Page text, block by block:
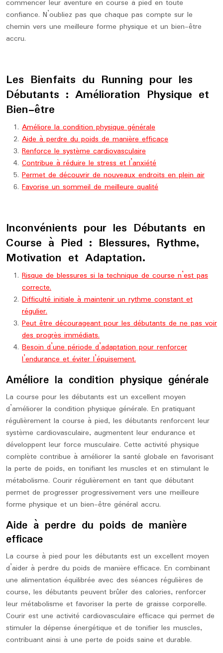
commencer leur aventure en course à pied en toute
confiance. N’oubliez pas que chaque pas compte sur le
chemin vers une meilleure forme physique et un bien-être
accru.
Les Bienfaits du Running pour les
Débutants : Amélioration Physique et
Bien-être
Améliore la condition physique générale
Aide à perdre du poids de manière efficace
Renforce le système cardiovasculaire
Contribue à réduire le stress et l’anxiété
Permet de découvrir de nouveaux endroits en plein air
Favorise un sommeil de meilleure qualité
Inconvénients pour les Débutants en
Course à Pied : Blessures, Rythme,
Motivation et Adaptation.
Risque de blessures si la technique de course n’est pas
correcte.
Difficulté initiale à maintenir un rythme constant et
régulier.
Peut être décourageant pour les débutants de ne pas voir
des progrès immédiats.
Besoin d’une période d’adaptation pour renforcer
l’endurance et éviter l’épuisement.
Améliore la condition physique générale
La course pour les débutants est un excellent moyen
d’améliorer la condition physique générale. En pratiquant
régulièrement la course à pied, les débutants renforcent leur
système cardiovasculaire, augmentent leur endurance et
développent leur force musculaire. Cette activité physique
complète contribue à améliorer la santé globale en favorisant
la perte de poids, en tonifiant les muscles et en stimulant le
métabolisme. Courir régulièrement en tant que débutant
permet de progresser progressivement vers une meilleure
forme physique et un bien-être général accru.
Aide à perdre du poids de manière
efficace
La course à pied pour les débutants est un excellent moyen
d’aider à perdre du poids de manière efficace. En combinant
une alimentation équilibrée avec des séances régulières de
course, les débutants peuvent brûler des calories, renforcer
leur métabolisme et favoriser la perte de graisse corporelle.
Courir est une activité cardiovasculaire efficace qui permet de
stimuler la dépense énergétique et de tonifier les muscles,
contribuant ainsi à une perte de poids saine et durable.